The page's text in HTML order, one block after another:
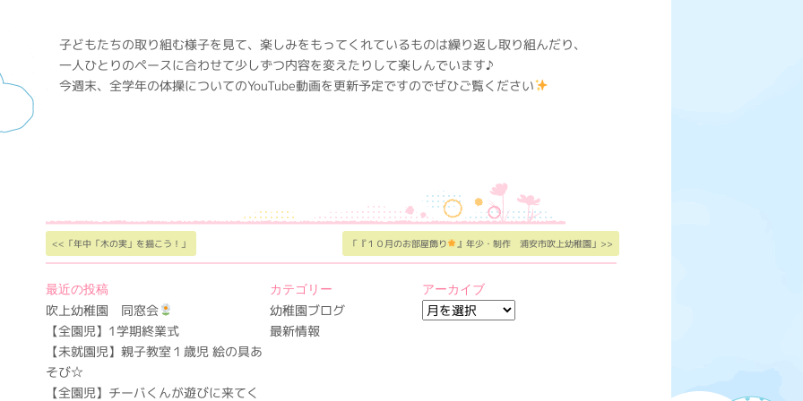
子どもたちの取り組む様子を見て、楽しみをもってくれているものは繰り返し取り組んだり、
一人ひとりのペースに合わせて少しずつ内容を変えたりして楽しんでいます♪
今週末、全学年の体操についてのYouTube動画を更新予定ですのでぜひご覧ください
<<「年中「木の実」を描こう！」 「『１０月のお部屋飾り 』年少・制作 浦安市吹上幼稚園」>>
最近の投稿
吹上幼稚園 同窓会
【全園児】1学期終業式
【未就園児】親子教室１歳児 絵の具あ
そび☆
【全園児】チーバくんが遊びに来てく
カテゴリー
幼稚園ブログ
最新情報
アーカイブ
ア